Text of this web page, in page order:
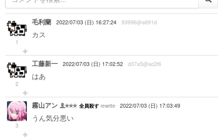
1
毛利蘭 2022/07/03 (日) 16:27:24 93996@a691d
カス
2
工藤新一 2022/07/03 (日) 17:02:52 d37a5@ac2f6
はあ
3
霧山アン 全員殺す rewrite 2022/07/03 (日) 17:03:49
うん気分悪い